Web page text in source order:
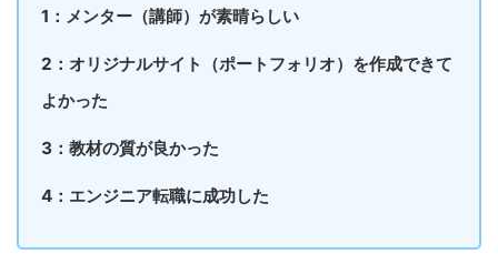
1：メンター（講師）が素晴らしい
2：オリジナルサイト（ポートフォリオ）を作成できて
よかった
3：教材の質が良かった
4：エンジニア転職に成功した